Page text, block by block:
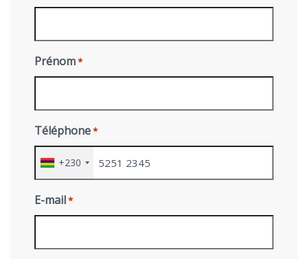
Prénom*
Téléphone*
+230
E-mail*